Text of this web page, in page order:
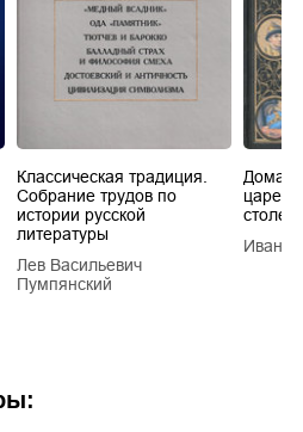
Классическая традиция.
Собрание трудов по
истории русской
литературы
Лев Васильевич
Пумпянский
царей
Иван